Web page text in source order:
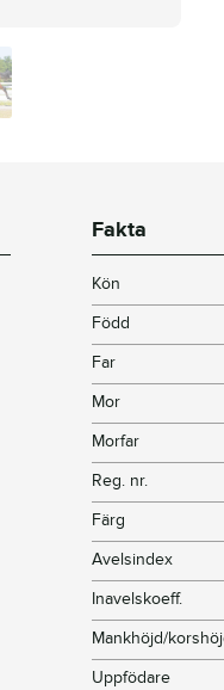
Fakta
Kön
Född
Far
Mor
Morfar
Reg. nr.
Färg
Avelsindex
Inavelskoeff.
Mankhöjd/
Uppfödare